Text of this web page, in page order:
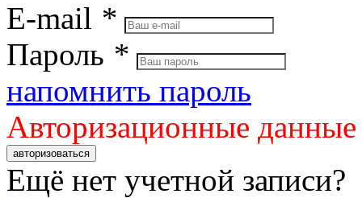
E-mail *
Пароль *
напомнить пароль
Авторизационные
авторизоваться
Ещё нет учетной записи?